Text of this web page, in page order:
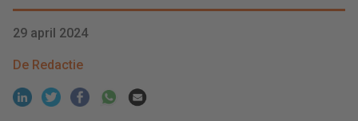
29 april 2024
De Redactie